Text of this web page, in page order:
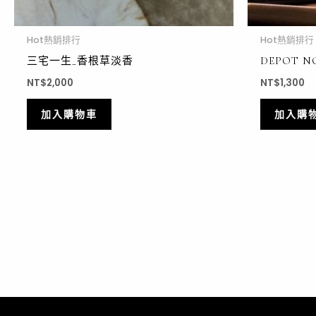
Hot熱銷排行
三宅一生_香根草淡香
NT$2,000
加入購物車
Hot熱銷排行
DEPOT
NT$1,300
加入購